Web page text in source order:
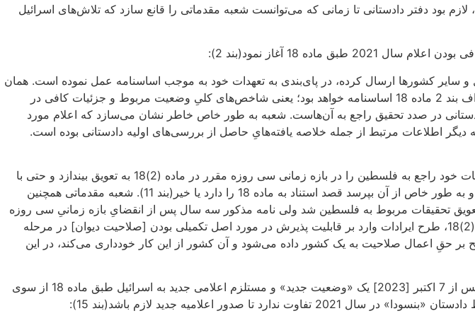
بود دفتر دادستانی تا زمانی که می‌توانست شعبه مقدماتی را قانع سازد که تلاش‌های اسرائیل
18 آغاز نمود(بند 2):
و سایر کشورها ارسال کرده، در پای‌بندی به تعهدات خود به موجب اساسنامه عمل نموده است. همان
گونه که شعبه تجدید نظر توضیح داده، «اعلامِ ذیل ماده (1)18 اساسنامه متضمن اطلاعات مربوط به اهداف بند 2 ماده 18 اساسنامه خواهد بود؛ یعنی شاخص‌های کلیِ وضعیت مربوط و جزئیات کافی در
در صدد تحقیق راجع به آن‌هاست. شعبه به طور خاص خاطر نشان می‌سازد که اعلام مورد
دیگر اطلاعات مرتبط از جمله خلاصه یافته‌هایِ حاصل از بررسی‌های اولیه دادستانی بوده است.
شعبه مقدماتی سپس ابراز داشت که در سال 2021، اسرائیل موفق نشد از دفتر دادستانی بخواهد تحقیقات خود راجع به فلسطین را در بازه زمانی سی روزه مقرر در ماده (2)18 به تعویق بیندازد و حتی با
این وصف نیز از دفتر دادستانی نخواست پیش از پایانِ بازه زمانی سی روزه، نامه‌ای به اسرائیل بفرستد و به طور خاص از آن بپرسد قصد استناد به ماده 18 را دارد یا خیر(بند 11). شعبه مقدماتی همچنین
فرستاد و رسما خواستار تعویق تحقیقات مربوط به فلسطین شد ولی نامه مذکور سه سال پس از انقضایِ بازه زمانیِ سی روزه
ارسال گردید(بند 12). از این رو درخواست اسرائیل فاقد اعتبار بود؛ زیرا «هدف روندهای مندرج در ماده (2)18، طرح ایرادات وارد بر قابلیت پذیرش در مورد اصل تکمیلی بودن [صلاحیت دیوان] در مرحله
حقِ اعمال صلاحیت به یک کشور داده می‌شود و آن کشور از این کار خودداری می‌کند، در این
در نهایت –و چه بسا مهم از همه-، شعبه مقدماتی استدلال اسرائیل مبنی بر این که تحقیقات مربوط به پس از 7 اکتبر [2023] یک «وضعیت جدید» و مستلزم اعلامی جدید به اسرائیل طبق ماده 18 از سوی
صدور اعلامیه جدید لازم باشد(بند 15):